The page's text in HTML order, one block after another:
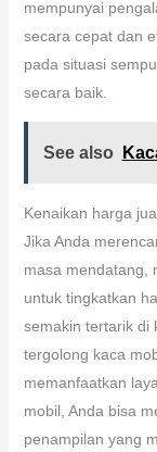
mempunyai
secara cepat dan
pada situasi
secara baik.
See also
Kenaikan harga
Jika Anda
masa mendatang,
untuk tingkatkan
semakin tertarik di
tergolong kaca
memanfaatkan
mobil, Anda bisa
penampilan yang